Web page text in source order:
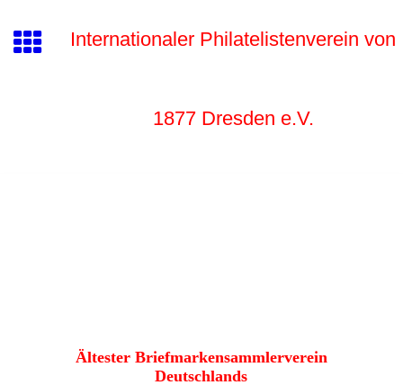
Internationaler Philatelistenverein von
1877 Dresden e.V.
Ältester Briefmarkensammlerverein
Deutschlands